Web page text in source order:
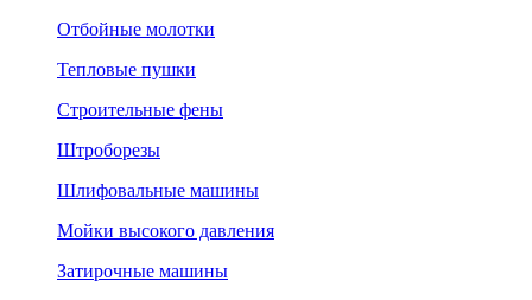
Отбойные молотки
Тепловые пушки
Строительные фены
Штроборезы
Шлифовальные машины
Мойки высокого давления
Затирочные машины